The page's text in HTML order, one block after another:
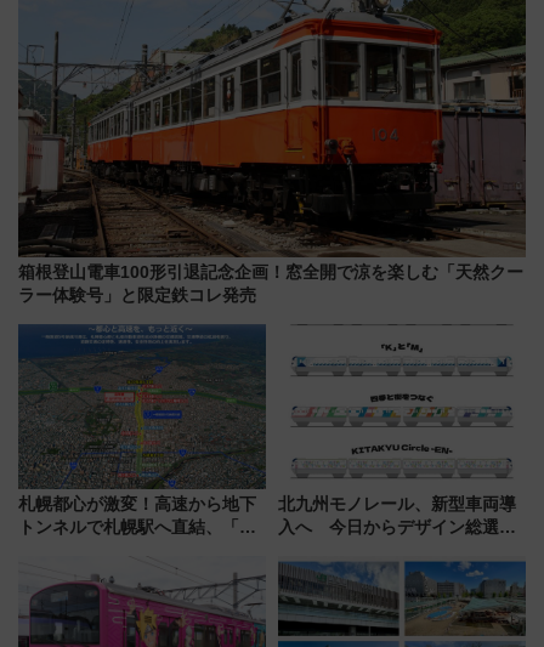
箱根登山電車100形引退記念企画！窓全開で涼を楽しむ「天然クー
ラー体験号」と限定鉄コレ発売
札幌都心が激変！高速から地下
トンネルで札幌駅へ直結、「創
から本格着工、延長4.8km整備
事業の全貌
北九州モノレール、新型車両導
入へ 今日からデザイン総選挙